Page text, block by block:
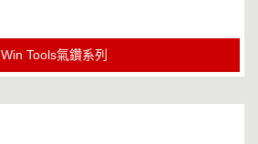
Win Tools氣鑽系列